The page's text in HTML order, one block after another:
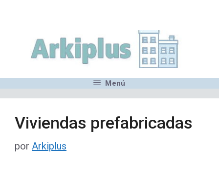
contenido
Menú
Viviendas prefabricadas
por Arkiplus